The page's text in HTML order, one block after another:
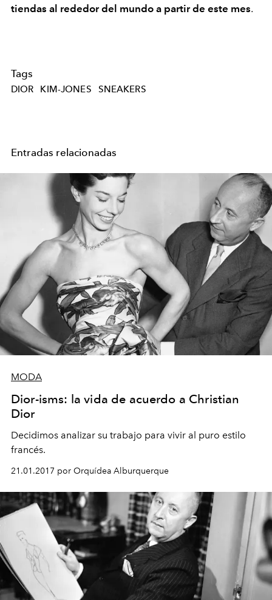
tiendas al rededor del mundo a partir de este mes.
Tags
DIOR KIM-JONES SNEAKERS
Entradas relacionadas
MODA
Dior-isms: la vida de acuerdo a Christian
Dior
Decidimos analizar su trabajo para vivir al puro estilo
francés.
21.01.2017 por Orquídea Alburquerque